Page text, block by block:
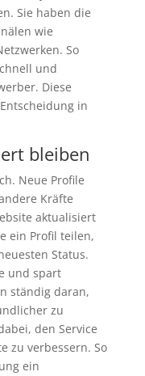
Sie haben die
wie
So
und
Diese
in
bleiben
Neue Profile
Kräfte
aktualisiert
ein Profil teilen,
Status.
und spart
ständig daran,
zu
den Service
zu verbessern. So
ein